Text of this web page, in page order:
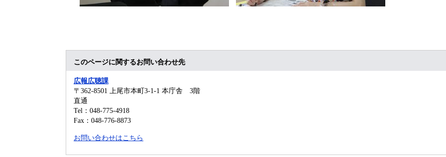
このページに関するお問い合わせ先
広報広聴課
〒362-8501 上尾市本町3-1-1 本庁舎 3階
直通
Tel：048-775-4918
Fax：048-776-8873
お問い合わせはこちら